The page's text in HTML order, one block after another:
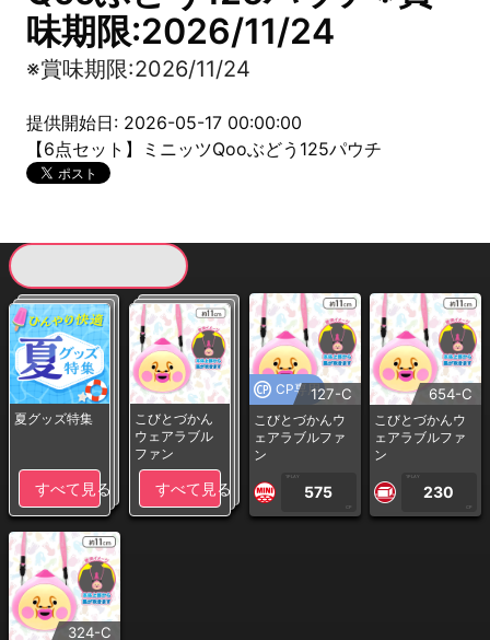
味期限:2026/11/24
※賞味期限:2026/11/24
提供開始日: 2026-05-17 00:00:00
【6点セット】ミニッツQooぶどう125パウチ
夏グッズ特集
すべて見る
こびとづかん
ウェアラブル
ファン
すべて見る
CP専用127-C
こびとづかんウ
ェアラブルファ
ン
1PLAY
575
CP
654-C
こびとづかんウ
ェアラブルファ
ン
1PLAY
230
CP
324-C